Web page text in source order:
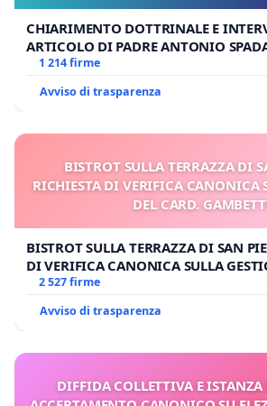
CHIARIMENTO DOTTRINALE E
ARTICOLO DI PADRE ANTONIO
1 214 firme
Avviso di trasparenza
BISTROT SULLA TERRAZZA DI
RICHIESTA DI VERIFICA CANONICA
DEL CARD.
BISTROT SULLA TERRAZZA DI SAN
DI VERIFICA CANONICA SULLA
GAMBETTI
2 527 firme
Avviso di trasparenza
DIFFIDA COLLETTIVA E